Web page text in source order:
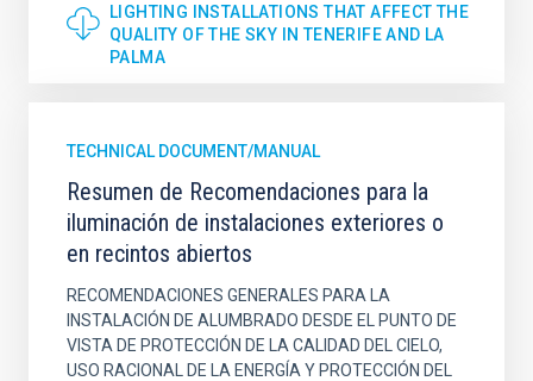
LIGHTING INSTALLATIONS THAT AFFECT THE
QUALITY OF THE SKY IN TENERIFE AND LA
PALMA
TECHNICAL DOCUMENT/MANUAL
Resumen de Recomendaciones para la
iluminación de instalaciones exteriores o
en recintos abiertos
RECOMENDACIONES GENERALES PARA LA
INSTALACIÓN DE ALUMBRADO DESDE EL PUNTO DE
VISTA DE PROTECCIÓN DE LA CALIDAD DEL CIELO,
USO RACIONAL DE LA ENERGÍA Y PROTECCIÓN DEL